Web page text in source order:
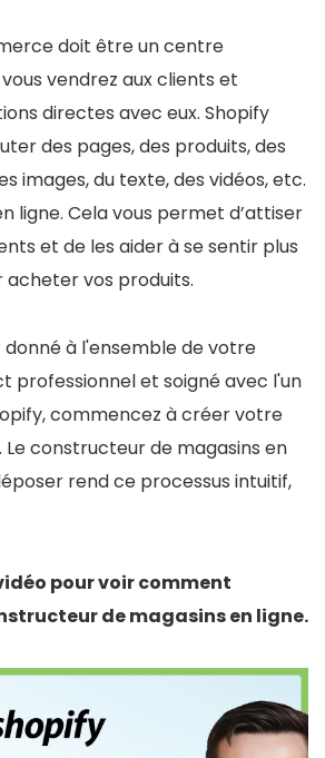
doit être un centre
vendrez aux clients et
directes avec eux. Shopify
des pages, des produits, des
images, du texte, des vidéos, etc.
ligne. Cela vous permet d’attiser
et de les aider à se sentir plus
vos produits.
donné à l'ensemble de votre
professionnel et soigné avec l'un
commencez à créer votre
constructeur de magasins en
rend ce processus intuitif,
pour voir comment
de magasins en ligne.